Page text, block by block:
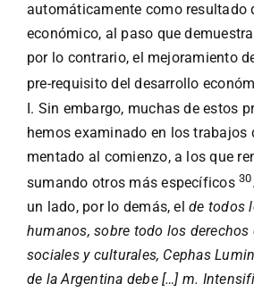
automáticamente como resultado
económico, al paso que
por lo contrario, el mejoramiento
pre-requisito del desarrollo
I. Sin embargo, muchas de estos
hemos examinado en los trabajos
mentado al comienzo, a los que
sumando otros más específicos30
un lado, por lo demás, elde todos
humanos, sobre todo los derechos
sociales y culturales, Cephas
de la Argentina debe […] m.